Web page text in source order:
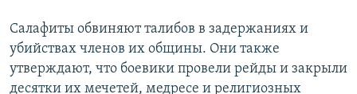
Салафиты обвиняют талибов в задержаниях и
убийствах членов их общины. Они также
утверждают, что боевики провели рейды и закрыли
десятки их мечетей, медресе и религиозных